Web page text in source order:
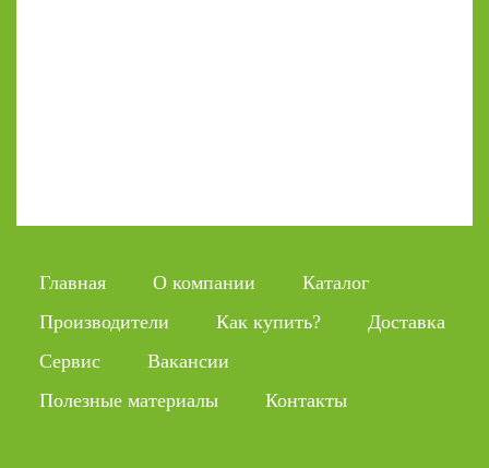
Главная О компании
Каталог
Производители
Как купить?
Доставка
Сервис
Вакансии
Полезные материалы
Контакты